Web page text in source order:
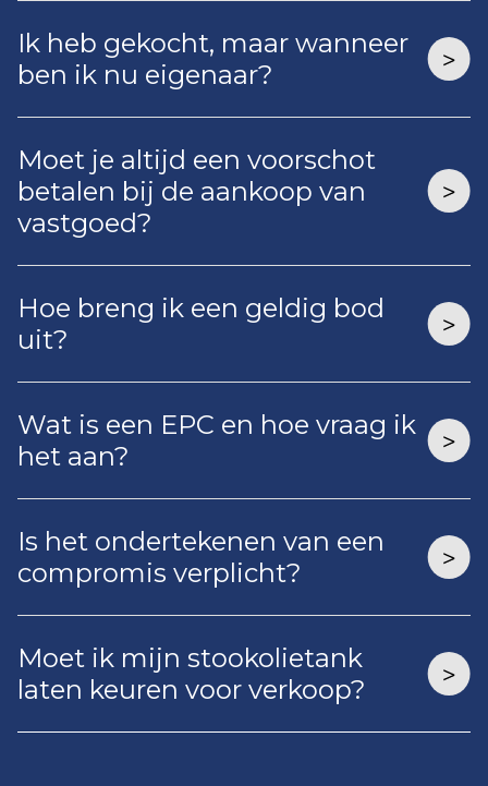
Ik heb gekocht, maar wanneer
ben ik nu eigenaar?
Moet je altijd een voorschot
betalen bij de aankoop van
vastgoed?
Hoe breng ik een geldig bod
uit?
Wat is een EPC en hoe vraag ik
het aan?
Is het ondertekenen van een
compromis verplicht?
Moet ik mijn stookolietank
laten keuren voor verkoop?